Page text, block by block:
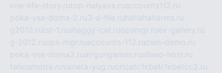
one-life-story.rutop-halyava.ruaccounts112.ru
poka-vse-doma-2.ru3-d-file.ru hahahaharms.ru
g2012.rutst-1.rushaggy-cat.ruopsmgr.ruev-gallery.ru
g-2012.ruops-mgr.ruaccounts-112.rucsm-demo.ru
poka-vse-doma2.ruairgungames.ruallseo-host.ru
tehosmotre.ruvarieta-yug.rucricetc1xbetr1xbetcc2.ru